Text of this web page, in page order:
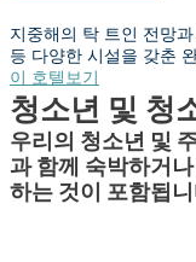
지중해의 탁 트인 전망
등 다양한 시설을 갖춘
이 호텔보기
청소년 및 청
우리의 청소년 및
과 함께 숙박하거
하는 것이 포함됩